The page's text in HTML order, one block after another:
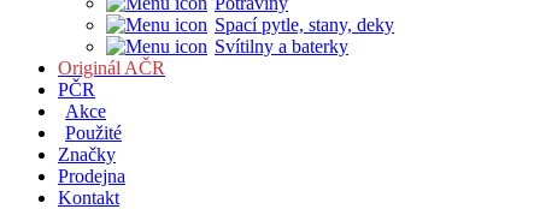
Spací pytle, stany, deky
Svítilny a baterky
Originál AČR
PČR
Akce
Použité
Značky
Prodejna
Kontakt